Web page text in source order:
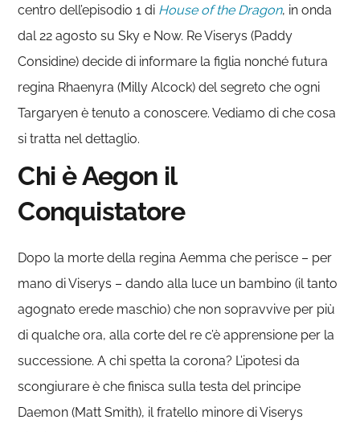
centro dell’episodio 1 di House of the Dragon, in onda
dal 22 agosto su Sky e Now. Re Viserys (Paddy
Considine) decide di informare la figlia nonché futura
regina Rhaenyra (Milly Alcock) del segreto che ogni
Targaryen è tenuto a conoscere. Vediamo di che cosa
si tratta nel dettaglio.
Chi è Aegon il
Conquistatore
Dopo la morte della regina Aemma che perisce – per
mano di Viserys – dando alla luce un bambino (il tanto
agognato erede maschio) che non sopravvive per più
di qualche ora, alla corte del re c’è apprensione per la
successione. A chi spetta la corona? L’ipotesi da
scongiurare è che finisca sulla testa del principe
Daemon (Matt Smith), il fratello minore di Viserys